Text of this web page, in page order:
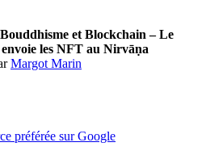
Bouddhisme et Blockchain – Le
les NFT au Nirvāṇa
Margot Marin
préférée sur Google